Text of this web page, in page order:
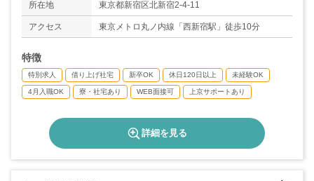
◇特別休暇
◇慶弔休暇（ご自身の結婚：5日以内等）
◇産休・育休
◇不妊治療休暇（月2回まで）…等
＊年間休日123日（2020年度実績）
所在地 東京都新宿区北新宿2-4-11
アクセス 東京メトロ丸ノ内線「西新宿駅」徒歩10分
特徴
特別求人 借り上げ社宅 新卒OK 休日120日以上 未経験OK
4月入職OK 寮・社宅あり WEB面接可 上京サポートあり
詳細を見る